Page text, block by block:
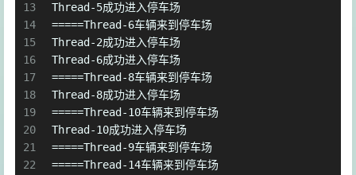
13
14
15
16
17
18
19
20
21
22
Thread-5成功进入停车场
=====Thread-6车辆来到停车场
Thread-2成功进入停车场
Thread-6成功进入停车场
=====Thread-8车辆来到停车场
Thread-8成功进入停车场
=====Thread-10车辆来到停车场
Thread-10成功进入停车场
=====Thread-9车辆来到停车场
=====Thread-14车辆来到停车场